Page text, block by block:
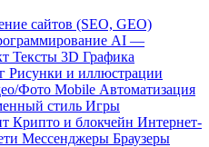
сайтов (SEO, GEO)
AI —
Тексты 3D Графика
Рисунки и иллюстрации
Фото Mobile Автоматизация
стиль Игры
Крипто и блокчейн Интернет-
Мессенджеры Браузеры